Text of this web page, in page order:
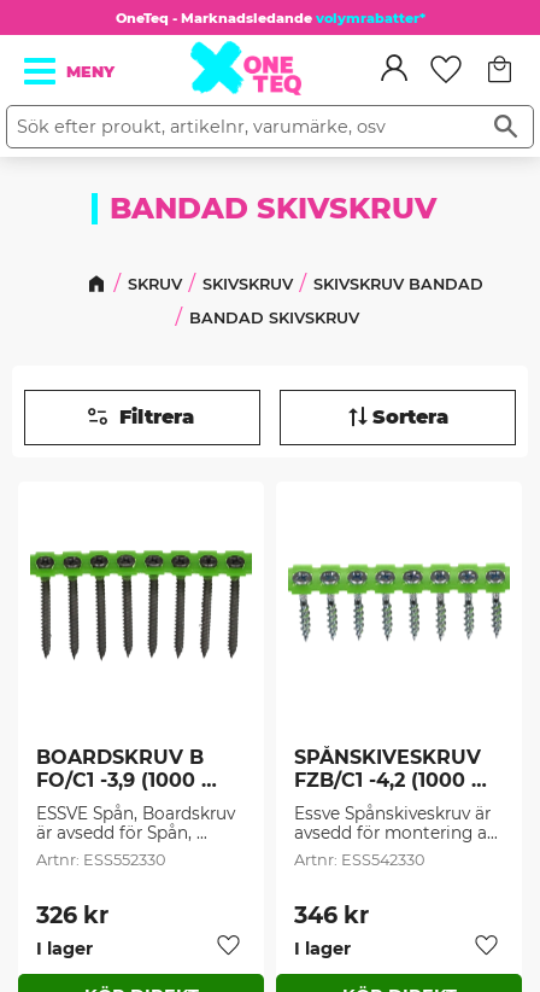
Meny
OneTeq - Marknadsledande volymrabatter*
BANDAD SKIVSKRUV
SKRUV SKIVSKRUV
SKIVSKRUV BANDAD
BANDAD SKIVSKRUV
Filtrera Sortera
BOARDSKRUV B
FO/C1 -3,9 (1000
st/frp)
ESSVE Spån, Boardskruv
är avsedd för Spån,
board eller
plywoodskivor samt list-
mot stålregel.
Borrkapacitet 0,4 – 0,9
mm
ESS552330
326 kr
Lägg till i favoriter
I lager
SPÅNSKIVESKRUV
FZB/C1 -4,2 (1000
st/frp)
Essve Spånskiveskruv är
avsedd för montering av
spån-board-, plywood-
eller golvspånskivor
ESS542330
346 kr
Lägg
I lager